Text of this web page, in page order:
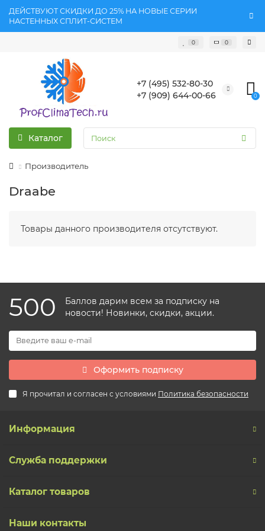
ДЕЙСТВУЮТ СКИДКИ ДО 25% НА НОВЫЕ СЕРИИ
НАСТЕННЫХ СПЛИТ-СИСТЕМ
0 0
+7 (495) 532-80-30
+7 (909) 644-00-66
0
Каталог
Производитель
Draabe
Товары данного производителя отсутствуют.
500
Баллов дарим всем за подписку на
новости! Новинки, скидки, акции.
Оформить подписку
Я прочитал и согласен с условиями Политика безопасности
Информация
Служба поддержки
Каталог товаров
Наши контакты